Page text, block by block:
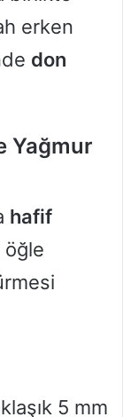
erken
don
Yağmur
hafif
öğle
5 mm